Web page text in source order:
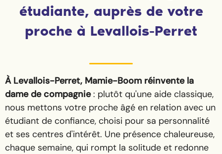
étudiante, auprès de votre
proche à Levallois-Perret
À Levallois-Perret, Mamie-Boom réinvente la
dame de compagnie: plutôt qu'une aide classique,
nous mettons votre proche âgé en relation avec un
étudiant de confiance, choisi pour sa personnalité
et ses centres d'intérêt. Une présence chaleureuse,
chaque semaine, qui rompt la solitude et redonne